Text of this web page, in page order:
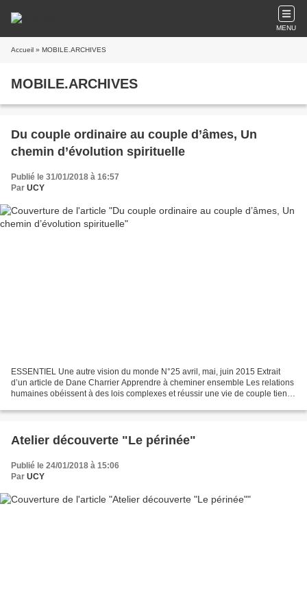
MENU
Accueil » MOBILE.ARCHIVES
MOBILE.ARCHIVES
Du couple ordinaire au couple d’âmes, Un
chemin d’évolution spirituelle
Publié le 31/01/2018 à 16:57
Par UCY
ESSENTIEL Une autre vision du monde N°25 avril, mai, juin 2015 Extrait
d’un article de Dane Charrier Apprendre à cheminer ensemble Les relations
humaines obéissent à des lois complexes et réussir une vie de couple tient
Atelier découverte "Le périnée"
Publié le 24/01/2018 à 15:06
Par UCY